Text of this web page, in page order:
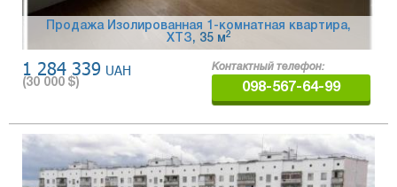
Продажа Изолированная 1-комнатная квартира,
ХТЗ, 35 м2
1 284 339 UAH
(30 000 $)
Контактный телефон:
098-567-64-99